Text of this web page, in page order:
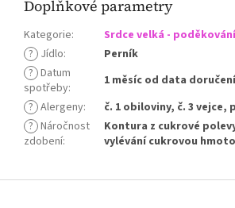
Doplňkové parametry
Kategorie:
Srdce velká -
? Jídlo:
Perník
? Datum
spotřeby:
1 měsíc od data doručení
? Alergeny:
č. 1 obiloviny, č. 3 vejce,
? Náročnost
zdobení:
Kontura z cukrové
vylévání cukrovou
Z